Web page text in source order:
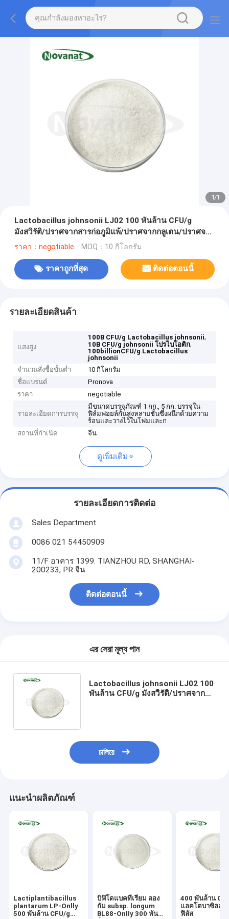
1/1
Lactobacillus johnsonii LJ02 100 พันล้าน CFU/g
มังสวิรัติ/ปราศจากสารก่อภูมิแพ้/ปราศจากกลูเตน/ปราศจาก
นม
ราคา：negotiable MOQ：10 กิโลกรัม
ราคาถูกที่สุด ติดต่อตอนนี้
รายละเอียดสินค้า
แสงสูง
100B CFU/g Lactobacillus johnsonii,
10B CFU/g johnsonii โปรไบโอติก,
100billionCFU/g Lactobacillus
johnsonii
จำนวนสั่งซื้อขั้นต่ำ
10 กิโลกรัม
ชื่อแบรนด์
Pronova
ราคา
negotiable
รายละเอียดการบรรจุ
มีขนาดบรรจุภัณฑ์ 1 กก., 5 กก. บรรจุใน
ฟิล์มฟอยล์กั้นสูงหลายชั้นซึ่งผนึกด้วยความ
ร้อนและวางไว้ในโฟมและก
สถานที่กำเนิด
จีน
ดูเพิ่มเติม
รายละเอียดการติดต่อ
Sales Department
0086 021 54450909
11/F อาคาร 1399. TIANZHOU RD, SHANGHAI-
200233, PR จีน
ติดต่อตอนนี้
এর সেরা মূল্য পান
Lactobacillus johnsonii LJ02 100
พันล้าน CFU/g มังสวิรัติ/ปราศจาก
চালিয়ে
แนะนำผลิตภัณฑ์
Lactiplantibacillus
plantarum LP-Onlly
500 พันล้าน CFU/g
บิฟิโดแบคทีเรียม ลอง
กัม subsp. longum
BL88-Onlly 300 พัน
400 พันล้าน
แลคโตบาซิลลัส
ฟิลัส